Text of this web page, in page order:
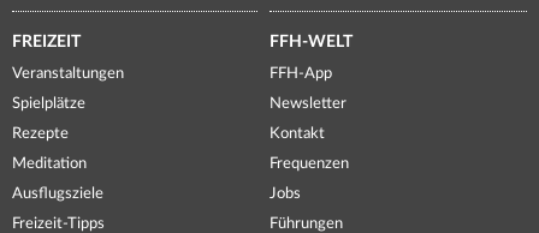
FREIZEIT
Veranstaltungen
Spielplätze
Rezepte
Meditation
Ausflugsziele
Freizeit-Tipps
FFH-WELT
FFH-App
Newsletter
Kontakt
Frequenzen
Jobs
Führungen